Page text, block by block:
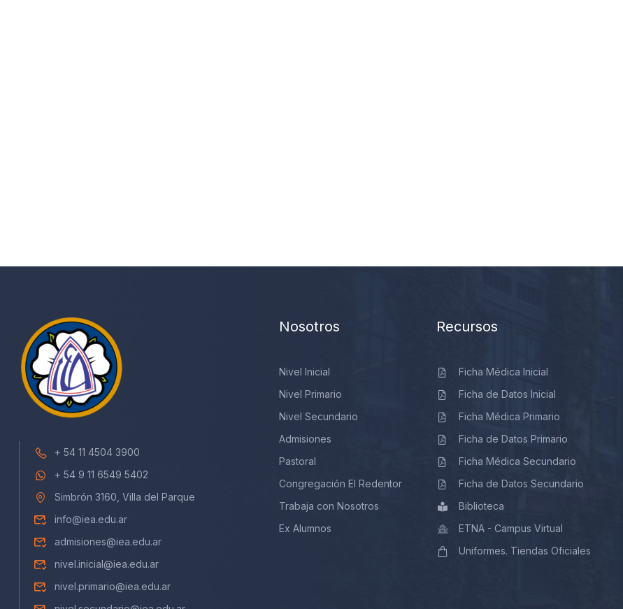
+ 54 11 4504 3900
+ 54 9 11 6549 5402
Simbrón 3160, Villa del Parque
info@iea.edu.ar
admisiones@iea.edu.ar
nivel.inicial@iea.edu.ar
nivel.primario@iea.edu.ar
Nosotros
Nivel Inicial
Nivel Primario
Nivel Secundario
Admisiones
Pastoral
Congregación El Redentor
Trabaja con Nosotros
Ex Alumnos
Recursos
Ficha Médica Inicial
Ficha de Datos Inicial
Ficha Médica Primario
Ficha de Datos Primario
Ficha Médica Secundario
Ficha de Datos Secundario
Biblioteca
ETNA - Campus Virtual
Uniformes. Tiendas Oficiales